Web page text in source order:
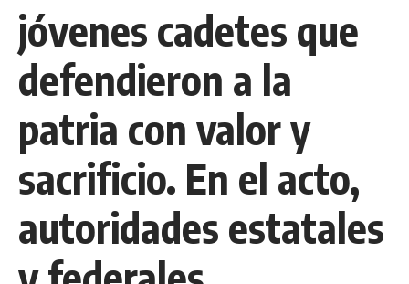
jóvenes cadetes que
defendieron a la
patria con valor y
sacrificio. En el acto,
autoridades estatales